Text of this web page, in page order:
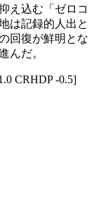
え込む「ゼロコ
は記録的人出と
回復が鮮明とな
んだ。
CRHDP -0.5]